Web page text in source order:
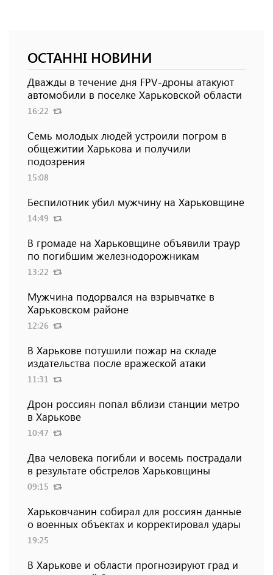
ОСТАННІ НОВИНИ
Дважды в течение дня FPV-дроны атакуют
автомобили в поселке Харьковской области
16:22
Семь молодых людей устроили погром в
общежитии Харькова и получили
подозрения
15:08
Беспилотник убил мужчину на Харьковщине
14:49
В громаде на Харьковщине объявили траур
по погибшим железнодорожникам
13:22
Мужчина подорвался на взрывчатке в
Харьковском районе
12:26
В Харькове потушили пожар на складе
издательства после вражеской атаки
11:31
Дрон россиян попал вблизи станции метро
в Харькове
10:47
Два человека погибли и восемь пострадали
в результате обстрелов Харьковщины
09:15
Харьковчанин собирал для россиян данные
о военных объектах и ​​корректировал удары
19:25
В Харькове и области прогнозируют град и